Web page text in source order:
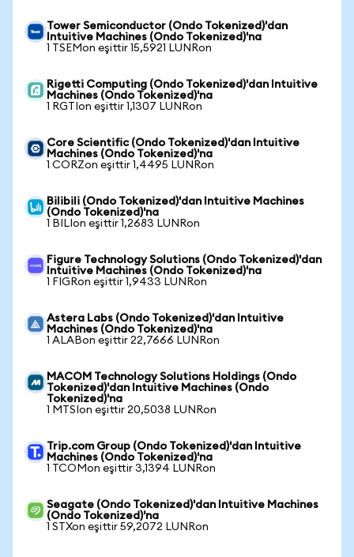
Tower Semiconductor (Ondo Tokenized)'dan
Intuitive Machines (Ondo Tokenized)'na
1 TSEMon eşittir 15,5921 LUNRon
Rigetti Computing (Ondo Tokenized)'dan Intuitive
Machines (Ondo Tokenized)'na
1 RGTIon eşittir 1,1307 LUNRon
Core Scientific (Ondo Tokenized)'dan Intuitive
Machines (Ondo Tokenized)'na
1 CORZon eşittir 1,4495 LUNRon
Bilibili (Ondo Tokenized)'dan Intuitive Machines
(Ondo Tokenized)'na
1 BILIon eşittir 1,2683 LUNRon
Figure Technology Solutions (Ondo Tokenized)'dan
Intuitive Machines (Ondo Tokenized)'na
1 FIGRon eşittir 1,9433 LUNRon
Astera Labs (Ondo Tokenized)'dan Intuitive
Machines (Ondo Tokenized)'na
1 ALABon eşittir 22,7666 LUNRon
MACOM Technology Solutions Holdings (Ondo
Tokenized)'dan Intuitive Machines (Ondo
Tokenized)'na
1 MTSIon eşittir 20,5038 LUNRon
Trip.com Group (Ondo Tokenized)'dan Intuitive
Machines (Ondo Tokenized)'na
1 TCOMon eşittir 3,1394 LUNRon
Seagate (Ondo Tokenized)'dan Intuitive Machines
(Ondo Tokenized)'na
1 STXon eşittir 59,2072 LUNRon